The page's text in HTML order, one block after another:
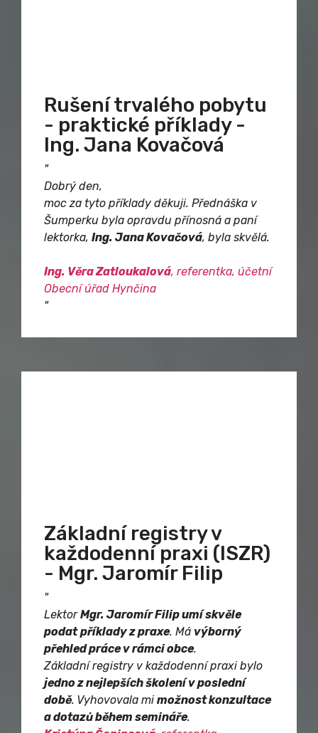
Rušení trvalého pobytu
- praktické příklady -
Ing. Jana Kovačová
"
Dobrý den,
moc za tyto příklady děkuji. Přednáška v
Šumperku byla opravdu přínosná a paní
lektorka, Ing. Jana Kovačová, byla skvělá.
Ing. Věra Zatloukalová, referentka, účetní
Obecní úřad Hynčina
"
Základní registry v
každodenní praxi (ISZR)
- Mgr. Jaromír Filip
"
LektorMgr. Jaromír Filip umí skvěle
podat příklady z praxe. Má výborný
přehled práce v rámci obce.
Základní registry v každodenní praxi bylo
jedno z nejlepších školení v poslední
době. Vyhovovala mi možnost konzultace
a dotazů během semináře.